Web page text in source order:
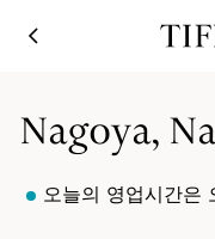
Nagoya,
오늘의 영업시간은